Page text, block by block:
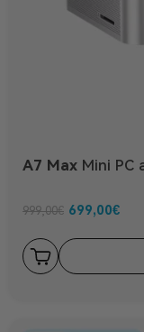
A7 Max Mini PC
999,00€ 699,00€